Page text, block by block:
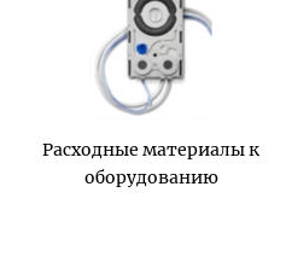
Расходные материалы к
оборудованию